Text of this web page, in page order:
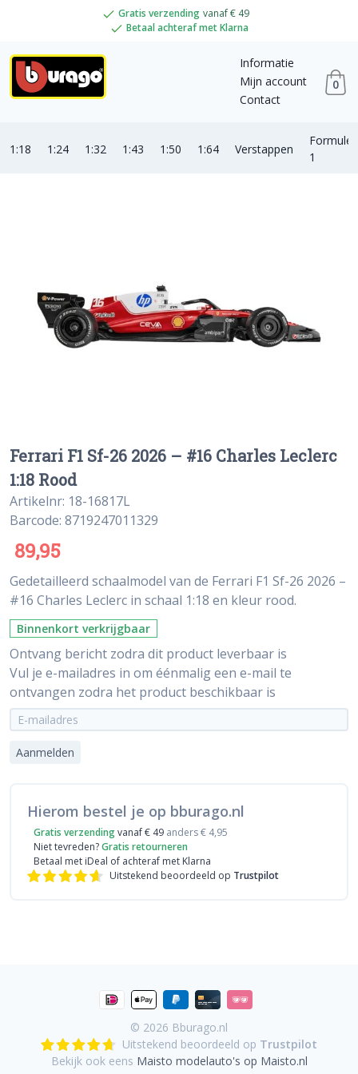
Gratis verzending vanaf € 49
Betaal achteraf met Klarna
Informatie
Mijn account
Contact
0
1:18 1:24 1:32 1:43 1:50 1:64 Verstappen
Formule
1
Ferrari F1 Sf-26 2026 – #16 Charles Leclerc
1:18 Rood
Artikelnr: 18-16817L
Barcode: 8719247011329
89,95
Gedetailleerd schaalmodel van de Ferrari F1 Sf-26 2026 –
#16 Charles Leclerc in schaal 1:18 en kleur rood.
Binnenkort verkrijgbaar
Ontvang bericht zodra dit product leverbaar is
Vul je e-mailadres in om éénmalig een e-mail te
ontvangen zodra het product beschikbaar is
Aanmelden
Hierom bestel je op bburago.nl
Gratis verzendingvanaf € 49 anders € 4,95
Niet tevreden?Gratis retourneren
Betaal met iDeal of achteraf met Klarna
Uitstekend beoordeeld op Trustpilot
© 2026 Bburago.nl
Uitstekend beoordeeld op Trustpilot
Bekijk ook eens Maisto modelauto's op Maisto.nl